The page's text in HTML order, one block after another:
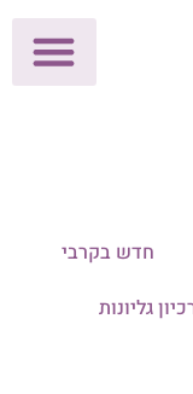
חדש בקרבי
גליונות